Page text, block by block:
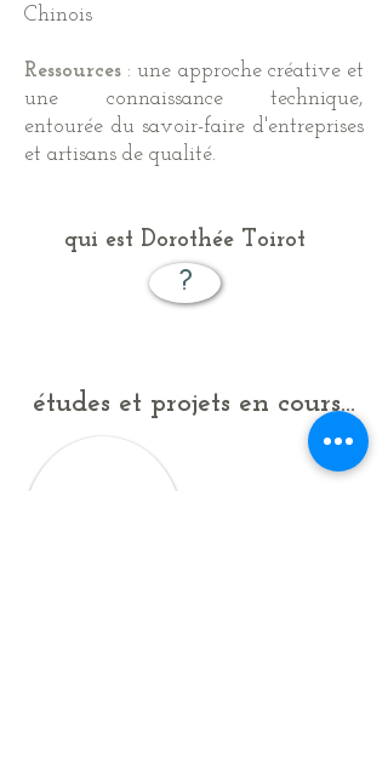
Chinois
Ressources : une approche créative et
une connaissance technique,
entourée du savoir-faire d'entreprises
et artisans de qualité.
qui est Dorothée Toirot
?
études et projets en cours...